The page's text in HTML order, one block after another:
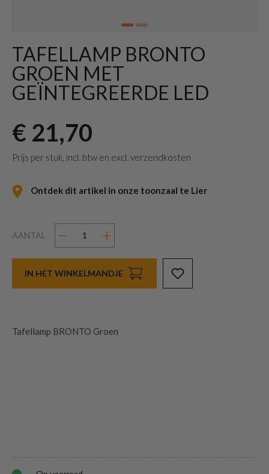
TAFELLAMP BRONTO
GROEN MET
GEÏNTEGREERDE LED
€ 21,70
Prijs per stuk, incl. btw en excl. verzendkosten
Ontdek dit artikel in onze toonzaal te Lier
AANTAL
IN HET WINKELMANDJE
Tafellamp BRONTO Groen